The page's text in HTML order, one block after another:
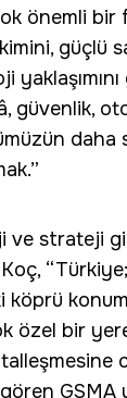
önemli bir
güçlü
güvenlik,
daha
ve strateji
köprü
özel bir